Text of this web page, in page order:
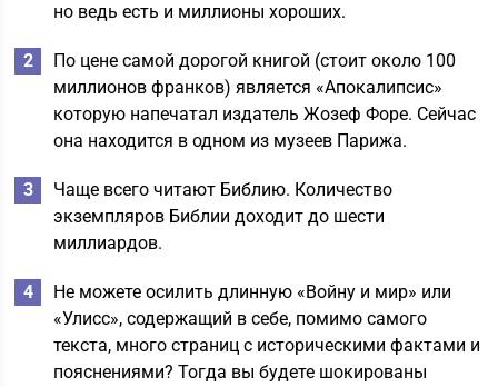
но ведь есть и миллионы хороших.
По цене самой дорогой книгой (стоит около 100
миллионов франков) является «Апокалипсис»
которую напечатал издатель Жозеф Форе. Сейчас
она находится в одном из музеев Парижа.
Чаще всего читают Библию. Количество
экземпляров Библии доходит до шести
миллиардов.
Не можете осилить длинную «Войну и мир» или
«Улисс», содержащий в себе, помимо самого
текста, много страниц с историческими фактами и
пояснениями? Тогда вы будете шокированы